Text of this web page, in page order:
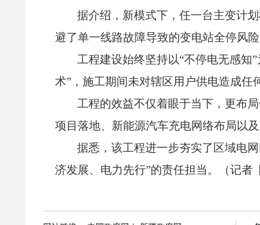
据介绍， 新模式下，任一台主变计
避了单一线路故障导致的变电站全停风险
工程建设始终坚持以“不停电无感知
术”， 施工期间未对辖区用户供电造成任
工程的效益不仅着眼于当下， 更布局
项目落地、 新能源汽车充电网络布局以
据悉，该工程进一步夯实了区域电网
济发展、 电力先行”的责任担当。 （记